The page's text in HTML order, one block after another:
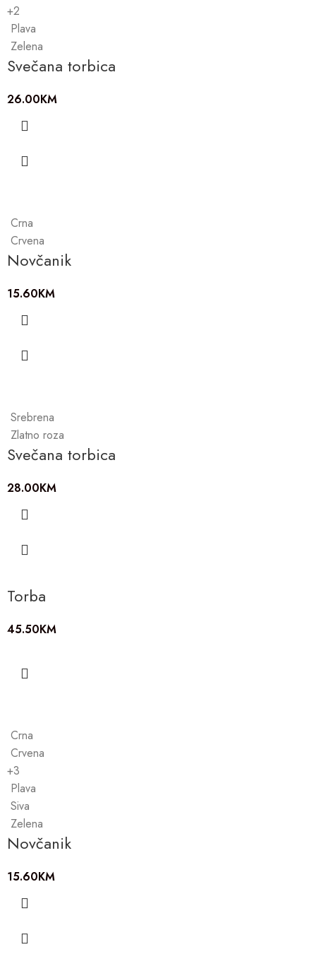
+2
Plava
Zelena
Svečana torbica
26.00KM
Crna
Crvena
Novčanik
15.60KM
Srebrena
Zlatno roza
Svečana torbica
28.00KM
Torba
45.50KM
Crna
Crvena
+3
Plava
Siva
Zelena
Novčanik
15.60KM